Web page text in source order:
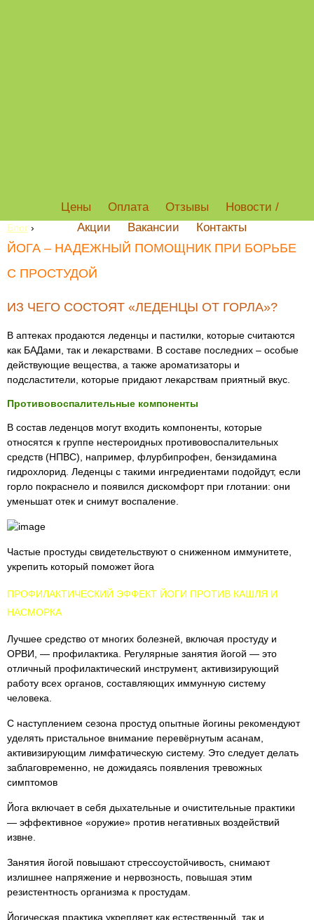
Цены Оплата Отзывы
Новости /
Акции
Вакансии Контакты
Блог ›
ЙОГА – НАДЕЖНЫЙ ПОМОЩНИК ПРИ БОРЬБЕ
С ПРОСТУДОЙ
ИЗ ЧЕГО СОСТОЯТ «ЛЕДЕНЦЫ ОТ ГОРЛА»?
В аптеках продаются леденцы и пастилки, которые считаются
как БАДами, так и лекарствами. В составе последних – особые
действующие вещества, а также ароматизаторы и
подсластители, которые придают лекарствам приятный вкус.
Противовоспалительные компоненты
В состав леденцов могут входить компоненты, которые
относятся к группе нестероидных противовоспалительных
средств (НПВС), например, флурбипрофен, бензидамина
гидрохлорид. Леденцы с такими ингредиентами подойдут, если
горло покраснело и появился дискомфорт при глотании: они
уменьшат отек и снимут воспаление.
Частые простуды свидетельствуют о сниженном иммунитете,
укрепить который поможет йога
ПРОФИЛАКТИЧЕСКИЙ ЭФФЕКТ ЙОГИ ПРОТИВ КАШЛЯ И
НАСМОРКА
Лучшее средство от многих болезней, включая простуду и
ОРВИ, — профилактика. Регулярные занятия йогой — это
отличный профилактический инструмент, активизирующий
работу всех органов, составляющих иммунную систему
человека.
С наступлением сезона простуд опытные йогины рекомендуют
уделять пристальное внимание перевёрнутым асанам,
активизирующим лимфатическую систему. Это следует делать
заблаговременно, не дожидаясь появления тревожных
симптомов
Йога включает в себя дыхательные и очистительные практики
— эффективное «оружие» против негативных воздействий
извне.
Занятия йогой повышают стрессоустойчивость, снимают
излишнее напряжение и нервозность, повышая этим
резистентность организма к простудам.
Йогическая практика укрепляет как естественный, так и